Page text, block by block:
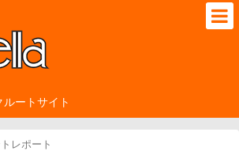
ートサイト
レポート